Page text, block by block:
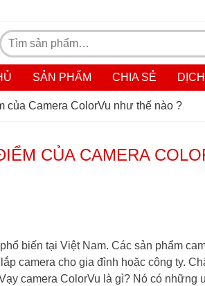
SẢN PHẨM CHIA SẺ
của Camera ColorVu như thế nào ?
CỦA CAMERA
biến tại Việt Nam. Các sản phẩm
camera cho gia đình hoặc công ty.
camera ColorVu là gì? Nó có những